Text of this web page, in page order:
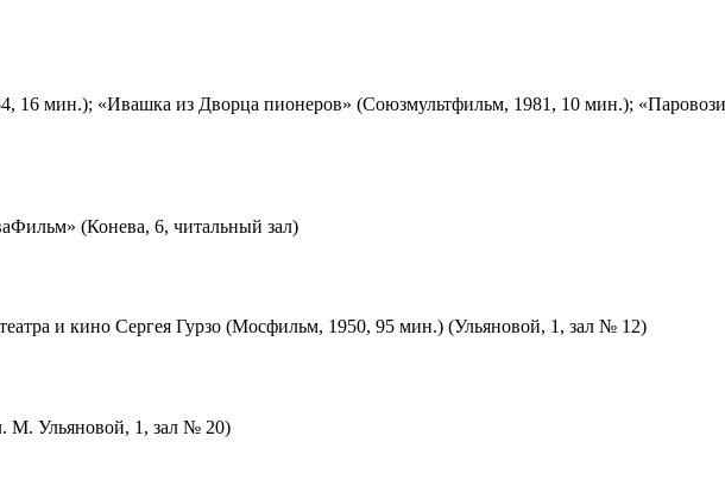
16 мин.); «Ивашка из Дворца пионеров» (Союзмультфильм, 1981, 10 мин.);
(Конева, 6, читальный зал)
и кино Сергея Гурзо (Мосфильм, 1950, 95 мин.) (Ульяновой, 1, зал № 12)
М. Ульяновой, 1, зал № 20)